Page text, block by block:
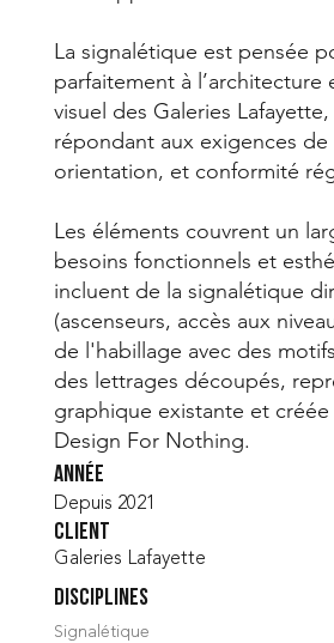
La signalétique est pensée
parfaitement à l’architecture
visuel des Galeries
répondant aux exigences de
orientation, et conformité
Les éléments couvrent un
besoins fonctionnels et
incluent de la signalétique
(ascenseurs, accès aux
de l'habillage avec des
des lettrages découpés,
graphique existante et
Design For Nothing.
Année
Depuis 2021
Client
Galeries Lafayette
Disciplines
Signalétique